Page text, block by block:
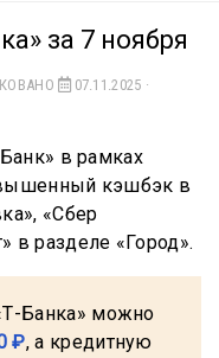
за 7 ноября
07.11.2025 ·
в рамках
кэшбэк в
«Сбер
в разделе «Город».
Банка» можно
₽, а кредитную